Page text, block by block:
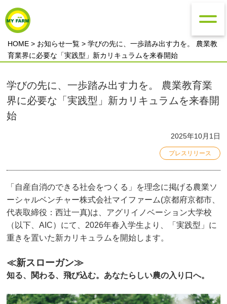
HOME > お知らせ一覧 > 学びの先に、一歩踏み出す力を。 農業教
育業界に必要な「実践型」新カリキュラムを来春開始
学びの先に、一歩踏み出す力を。 農業教育業
界に必要な「実践型」新カリキュラムを来春開
始
2025年10月1日
プレスリリース
「自産自消のできる社会をつくる」を理念に掲げる農業ソ
ーシャルベンチャー株式会社マイファーム(京都府京都市、
代表取締役：西辻一真)は、アグリイノベーション大学校
（以下、AIC）にて、2026年春入学生より、「実践型」に
重きを置いた新カリキュラムを開始します。
≪新スローガン≫
知る、関わる、飛び込む。あなたらしい農の入り口へ。